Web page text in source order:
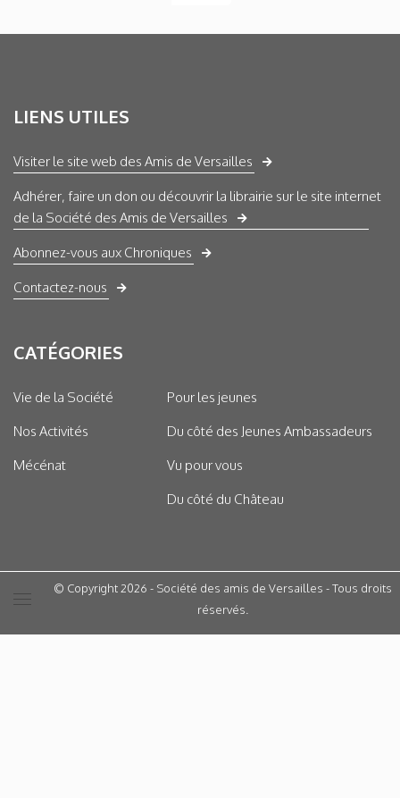
LIENS UTILES
Visiter le site web des Amis de Versailles
Adhérer, faire un don ou découvrir la librairie sur le site internet
de la Société des Amis de Versailles
Abonnez-vous aux Chroniques
Contactez-nous
CATÉGORIES
Vie de la Société
Nos Activités
Mécénat
Pour les jeunes
Du côté des Jeunes Ambassadeurs
Vu pour vous
Du côté du Château
© Copyright 2026 - Société des amis de Versailles - Tous droits
réservés.